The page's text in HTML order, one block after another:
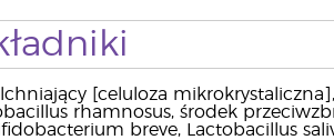
[celuloza
rhamnosus, środek
breve, Lactobacillus